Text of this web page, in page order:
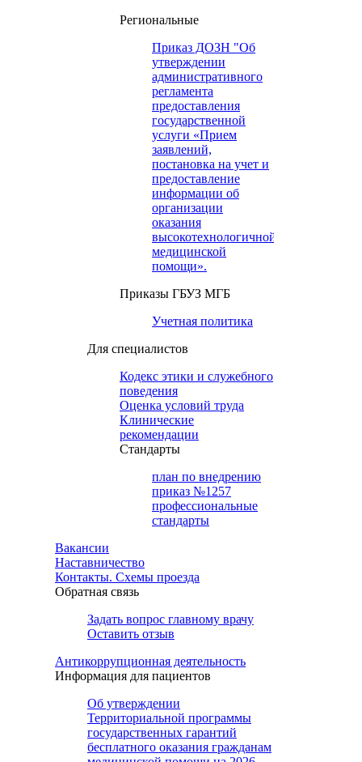
Региональные
Приказ ДОЗН "Об
утверждении
административного
регламента
предоставления
государственной
услуги «Прием
заявлений,
постановка на учет и
предоставление
информации об
организации
оказания
высокотехнологичной
медицинской
помощи».
Приказы ГБУЗ МГБ
Учетная политика
Для специалистов
Кодекс этики и служебного
поведения
Оценка условий труда
Клинические
рекомендации
Cтандарты
план по внедрению
приказ №1257
профессиональные
стандарты
Вакансии
Наставничество
Контакты. Схемы проезда
Обратная связь
Задать вопрос главному врачу
Оставить отзыв
Антикоррупционная деятельность
Информация для пациентов
Об утверждении
Территориальной программы
государственных гарантий
бесплатного оказания гражданам